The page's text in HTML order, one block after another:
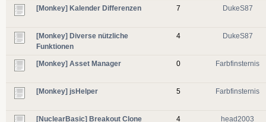
[Monkey] Kalender Differenzen 7 DukeS87
[Monkey] Diverse nützliche
Funktionen
4 DukeS87
[Monkey] Asset Manager 0 Farbfinsternis
[Monkey] jsHelper 5 Farbfinsternis
[NuclearBasic] Breakout Clone 4 head2003